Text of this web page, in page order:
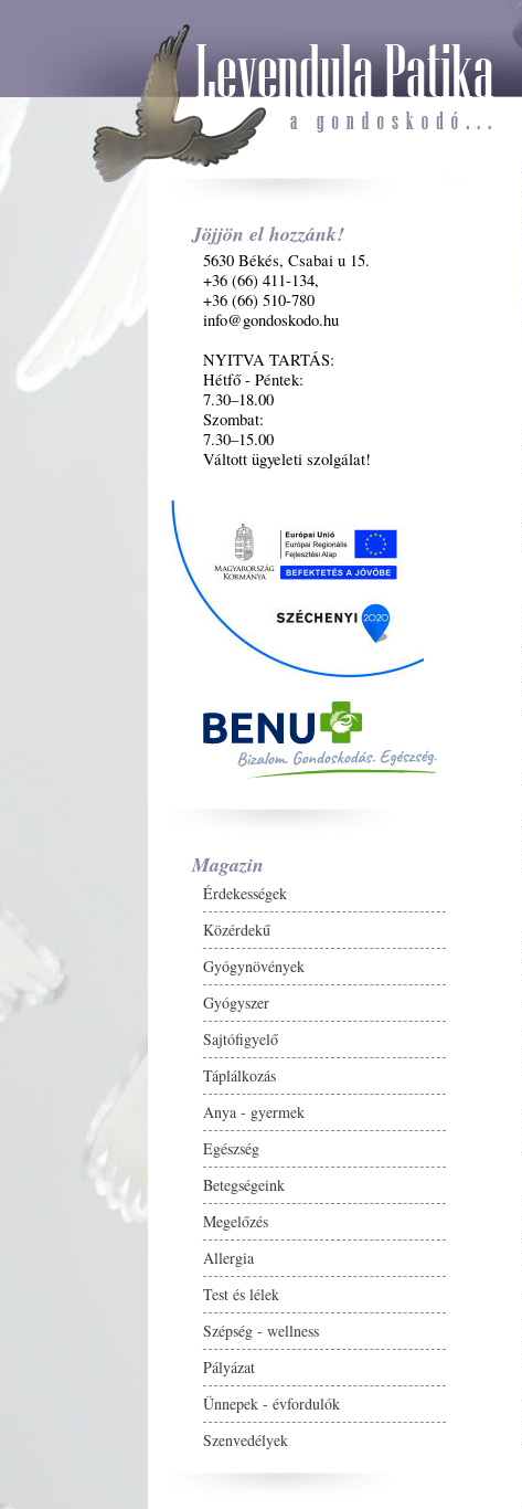
Jöjjön el hozzánk!
5630 Békés, Csabai u 15.
+36 (66) 411-134,
+36 (66) 510-780
info@gondoskodo.hu
NYITVA TARTÁS:
Hétfő - Péntek:
7.30–18.00
Szombat:
7.30–15.00
Váltott ügyeleti szolgálat!
Magazin
Érdekességek
Közérdekű
Gyógynövények
Gyógyszer
Sajtófigyelő
Táplálkozás
Anya - gyermek
Egészség
Betegségeink
Megelőzés
Allergia
Test és lélek
Szépség - wellness
Pályázat
Ünnepek - évfordulók
Szenvedélyek